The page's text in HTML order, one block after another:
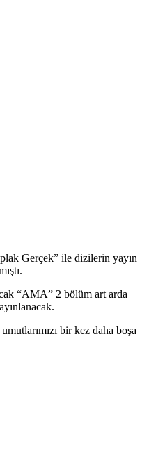
Gerçek” ile dizilerin yayın
“AMA” 2 bölüm art arda
bir kez daha boşa